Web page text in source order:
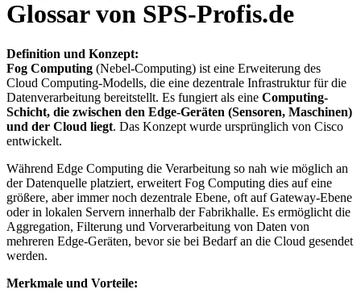
Glossar von SPS-Profis.de
Definition und Konzept:
Fog Computing (Nebel-Computing) ist eine Erweiterung des
Cloud Computing-Modells, die eine dezentrale Infrastruktur für die
Datenverarbeitung bereitstellt. Es fungiert als eine Computing-
Schicht, die zwischen den Edge-Geräten (Sensoren, Maschinen)
und der Cloud liegt. Das Konzept wurde ursprünglich von Cisco
entwickelt.
Während Edge Computing die Verarbeitung so nah wie möglich an
der Datenquelle platziert, erweitert Fog Computing dies auf eine
größere, aber immer noch dezentrale Ebene, oft auf Gateway-Ebene
oder in lokalen Servern innerhalb der Fabrikhalle. Es ermöglicht die
Aggregation, Filterung und Vorverarbeitung von Daten von
mehreren Edge-Geräten, bevor sie bei Bedarf an die Cloud gesendet
werden.
Merkmale und Vorteile: